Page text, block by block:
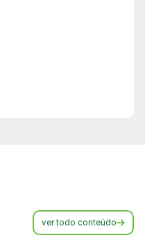
ver todo conteúdo